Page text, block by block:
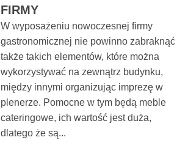
FIRMY
W wyposażeniu nowoczesnej firmy
gastronomicznej nie powinno zabraknąć
także takich elementów, które można
wykorzystywać na zewnątrz budynku,
między innymi organizując imprezę w
plenerze. Pomocne w tym będą meble
cateringowe, ich wartość jest duża,
dlatego że są...